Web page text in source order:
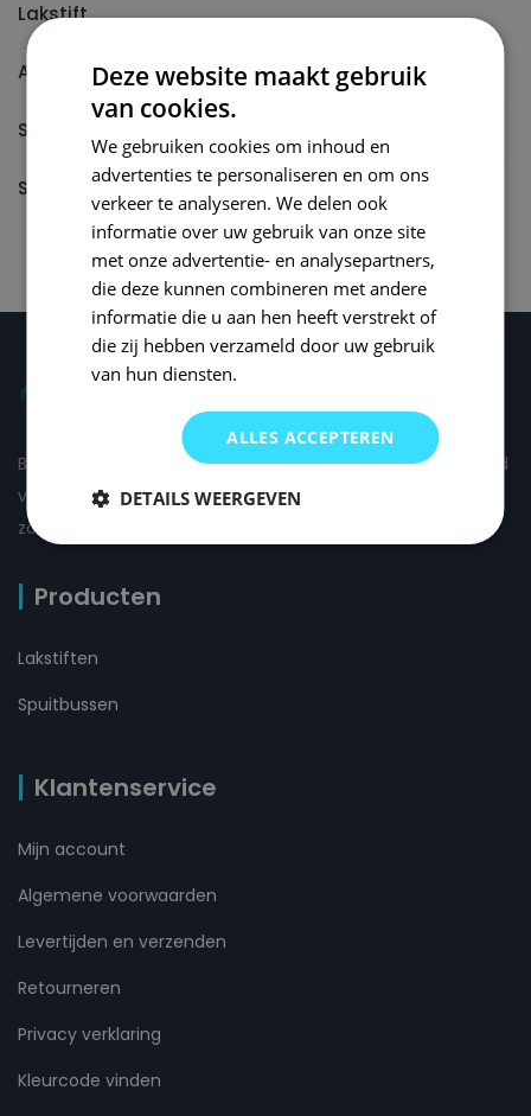
Lakstift
Autolak reparatieset
Spuitbus
Spuitbus Autolak
Bij Small Repair Systems begrijpen we dat autoschade altijd
vervelend is en daarom proberen wij om de schade voor u
zo comfortabel mogelijk te herstellen.
Producten
Lakstiften
Spuitbussen
Klantenservice
Mijn account
Algemene voorwaarden
Levertijden en verzenden
Retourneren
Privacy verklaring
Kleurcode vinden
Deze website maakt gebruik
van cookies.
We gebruiken cookies om inhoud en
advertenties te personaliseren en om ons
verkeer te analyseren. We delen ook
informatie over uw gebruik van onze site
met onze advertentie- en analysepartners,
die deze kunnen combineren met andere
informatie die u aan hen heeft verstrekt of
die zij hebben verzameld door uw gebruik
van hun diensten.
ALLES ACCEPTEREN
DETAILS WEERGEVEN